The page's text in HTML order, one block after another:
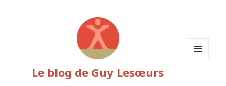
Le blog de Guy Lesœurs